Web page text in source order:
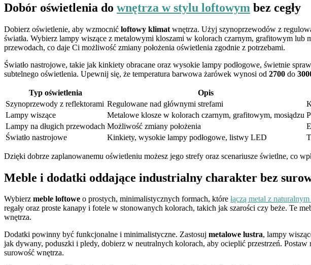
Dobór oświetlenia do wnętrza w stylu loftowym bez cegły
Dobierz oświetlenie, aby wzmocnić loftowy klimat wnętrza. Użyj szynoprzewodów z
światła. Wybierz lampy wiszące z metalowymi kloszami w kolorach czarnym, grafitowym lub
przewodach, co daje Ci możliwość zmiany położenia oświetlenia zgodnie z potrzebami.
Światło nastrojowe, takie jak kinkiety obracane oraz wysokie lampy podłogowe, świetnie
subtelnego oświetlenia. Upewnij się, że temperatura barwowa żarówek wynosi od 2700 do
Typ oświetlenia Opis
Szynoprzewody z reflektorami Regulowane nad głównymi strefami
Lampy wiszące
Metalowe klosze w kolorach czarnym, grafitowym, mosiądzu
Lampy na długich przewodach Możliwość zmiany położenia
Światło nastrojowe
Kinkiety, wysokie lampy podłogowe, listwy LED
Dzięki dobrze zaplanowanemu oświetleniu możesz jego strefy oraz scenariusze świetlne, co
Meble i dodatki oddające industrialny charakter bez
Wybierz meble loftowe o prostych, minimalistycznych formach, które łączą metal z
regały oraz proste kanapy i fotele w stonowanych kolorach, takich jak szarości czy beże. Te
wnętrza.
Dodatki powinny być funkcjonalne i minimalistyczne. Zastosuj metalowe lustra, lampy
jak dywany, poduszki i pledy, dobierz w neutralnych kolorach, aby ocieplić przestrzeń.
surowość wnętrza.